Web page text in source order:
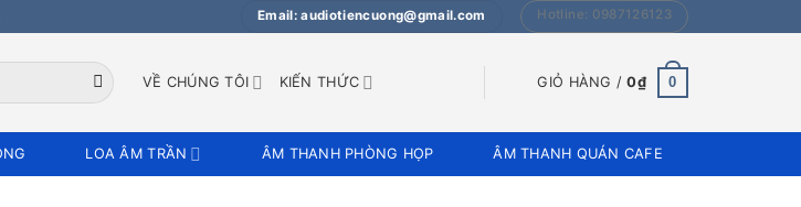
Email: audiotiencuong@gmail.com Hotline: 0987126123
VỀ CHÚNG TÔI KIẾN THỨC GIỎ HÀNG /0₫ 0
LOA ÂM TRẦN ÂM THANH PHÒNG HỌP ÂM THANH QUÁN CAFE